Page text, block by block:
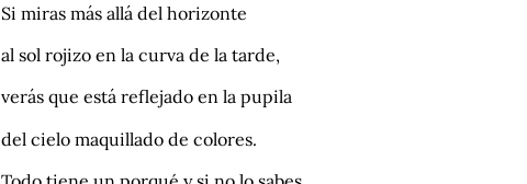
Si miras más allá del horizonte
al sol rojizo en la curva de la tarde,
verás que está reflejado en la pupila
del cielo maquillado de colores.